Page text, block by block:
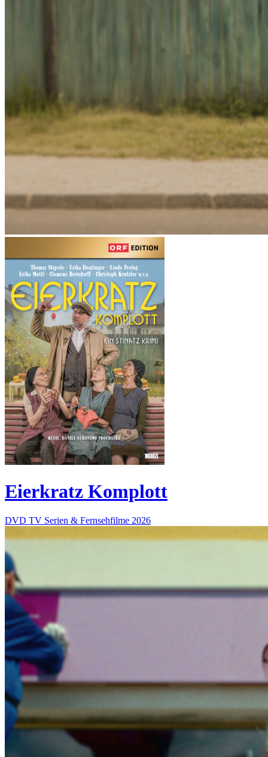
Eierkratz Komplott
DVD TV Serien & Fernsehfilme 2026